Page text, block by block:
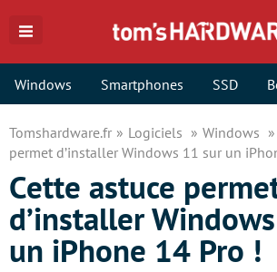
Windows Smartphones SSD
Tomshardware.fr Logiciels Windows
permet d’installer Windows 11 sur un
Cette astuce
d’installer
un iPhone 14 Pro !